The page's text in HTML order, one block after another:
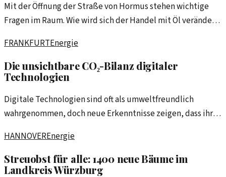
Mit der Öffnung der Straße von Hormus stehen wichtige
Fragen im Raum. Wie wird sich der Handel mit Öl verändern
FRANKFURTEnergie
Die unsichtbare CO₂-Bilanz digitaler
Technologien
Digitale Technologien sind oft als umweltfreundlich
wahrgenommen, doch neue Erkenntnisse zeigen, dass ihr
tiefere Analyse der digitalen Infrastruktur und ihrer
Umweltauswirkungen ist dringend erforderlich.
HANNOVEREnergie
Streuobst für alle: 1400 neue Bäume im
Landkreis Würzburg